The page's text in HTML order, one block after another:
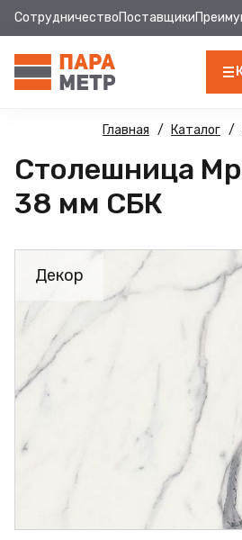
СотрудничествоПоставщики
Главная Каталог
Столешница
38 мм СБК
Декор